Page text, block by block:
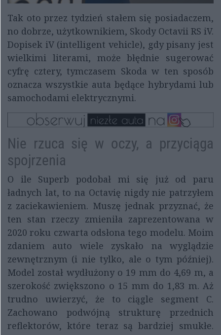
Tak oto przez tydzień stałem się posiadaczem,
no dobrze, użytkownikiem, Skody Octavii RS iV.
Dopisek iV (intelligent vehicle), gdy pisany jest
wielkimi literami, może błędnie sugerować
cyfrę cztery, tymczasem Skoda w ten sposób
oznacza wszystkie auta będące hybrydami lub
samochodami elektrycznymi.
Nie rzuca się w oczy, a przyciąga
spojrzenia
O ile Superb podobał mi się już od paru
ładnych lat, to na Octavię nigdy nie patrzyłem
z zaciekawieniem. Muszę jednak przyznać, że
ten stan rzeczy zmieniła zaprezentowana w
2020 roku czwarta odsłona tego modelu. Moim
zdaniem auto wiele zyskało na wyglądzie
zewnętrznym (i nie tylko, ale o tym później).
Model został wydłużony o 19 mm do 4,69 m, a
szerokość zwiększono o 15 mm do 1,83 m. Aż
trudno uwierzyć, że to ciągle segment C.
Zachowano podwójną strukturę przednich
reflektorów, które teraz są bardziej smukłe.